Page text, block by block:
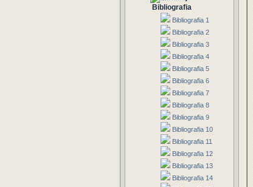
Bibliografia
Bibliografia 1
Bibliografia 2
Bibliografia 3
Bibliografia 4
Bibliografia 5
Bibliografia 6
Bibliografia 7
Bibliografia 8
Bibliografia 9
Bibliografia 10
Bibliografia 11
Bibliografia 12
Bibliografia 13
Bibliografia 14